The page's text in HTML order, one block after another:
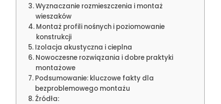
Wyznaczanie rozmieszczenia i montaż
wieszaków
Montaż profili nośnych i poziomowanie
konstrukcji
Izolacja akustyczna i cieplna
Nowoczesne rozwiązania i dobre praktyki
montażowe
Podsumowanie: kluczowe fakty dla
bezproblemowego montażu
Źródła: